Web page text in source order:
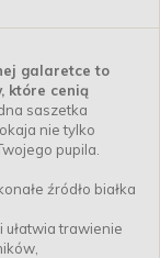
galaretce to
które cenią
saszetka
nie tylko
pupila.
źródło białka
trawienie